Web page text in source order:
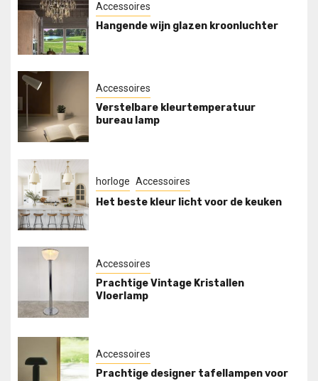
Accessoires
Hangende wijn glazen kroonluchter
Accessoires
Verstelbare kleurtemperatuur
bureau lamp
horloge Accessoires
Het beste kleur licht voor de keuken
Accessoires
Prachtige Vintage Kristallen
Vloerlamp
Accessoires
Prachtige designer tafellampen voor